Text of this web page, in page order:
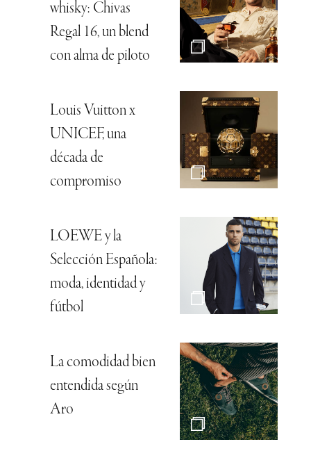
whisky: Chivas
Regal 16, un blend
con alma de piloto
Louis Vuitton x
UNICEF, una
década de
compromiso
LOEWE y la
Selección Española:
moda, identidad y
fútbol
La comodidad bien
entendida según
Aro